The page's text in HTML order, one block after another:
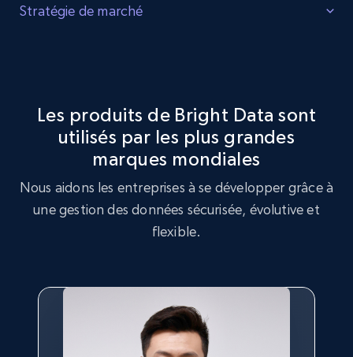
Identifier les lacunes
Acheter maintenant
Stratégie de marché
tendances clés et les préférences des clients.
Les produits de Bright Data sont
utilisés par les plus grandes
marques mondiales
Nous aidons les entreprises à se développer grâce à
une gestion des données sécurisée, évolutive et
flexible.